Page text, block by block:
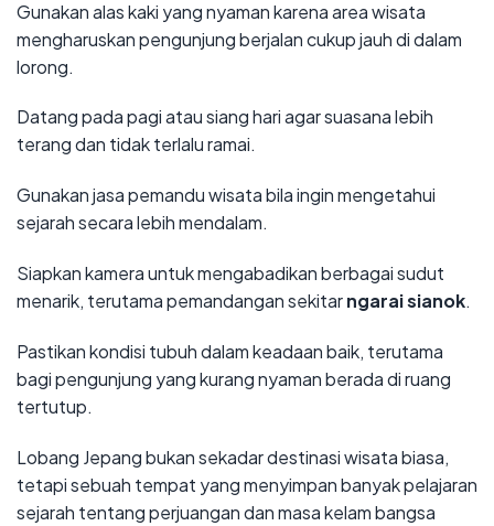
Gunakan alas kaki yang nyaman karena area wisata
mengharuskan pengunjung berjalan cukup jauh di dalam
lorong.
Datang pada pagi atau siang hari agar suasana lebih
terang dan tidak terlalu ramai.
Gunakan jasa pemandu wisata bila ingin mengetahui
sejarah secara lebih mendalam.
Siapkan kamera untuk mengabadikan berbagai sudut
menarik, terutama pemandangan sekitarngarai sianok.
Pastikan kondisi tubuh dalam keadaan baik, terutama
bagi pengunjung yang kurang nyaman berada di ruang
tertutup.
Lobang Jepang bukan sekadar destinasi wisata biasa,
tetapi sebuah tempat yang menyimpan banyak pelajaran
sejarah tentang perjuangan dan masa kelam bangsa